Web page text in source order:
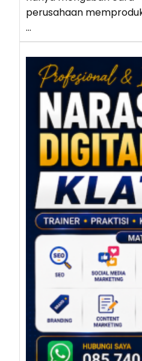
perusahaan
…